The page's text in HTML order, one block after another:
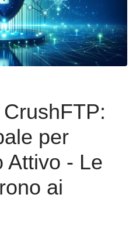
per
Attivo - Le
ai